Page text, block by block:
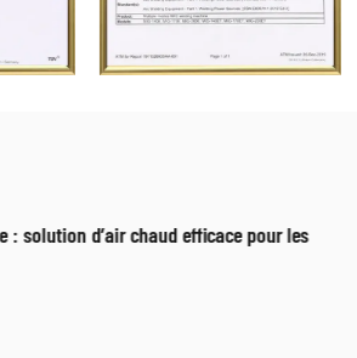
: solution d’air chaud efficace pour les